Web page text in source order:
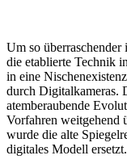
Um so
die etablierte Technik
in eine
durch Digitalkameras.
atemberaubende
Vorfahren weitgehend
wurde die alte
digitales Modell ersetzt.